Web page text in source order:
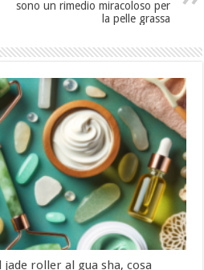
sono un rimedio miracoloso per
la pelle grassa
roller al gua sha, cosa